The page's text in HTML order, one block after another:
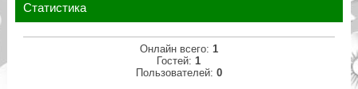
Статистика
Онлайн всего: 1
Гостей: 1
Пользователей: 0